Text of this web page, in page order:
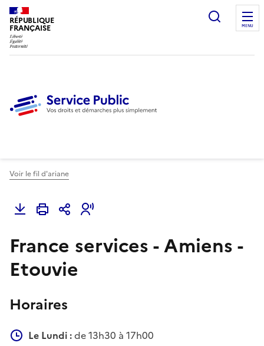
RÉPUBLIQUE
FRANÇAISE
Ouvrir
MENU
Voir le fil d'ariane
France services - Amiens -
Etouvie
Horaires
Le Lundi :de 13h30 à 17h00